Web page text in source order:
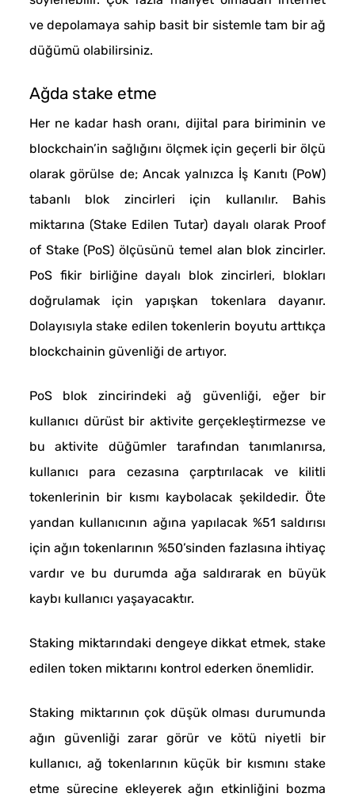
ve depolamaya sahip basit bir sistemle tam bir ağ
düğümü olabilirsiniz.
Ağda stake etme
Her ne kadar hash oranı, dijital para biriminin ve
blockchain’in sağlığını ölçmek için geçerli bir ölçü
olarak görülse de; Ancak yalnızca İş Kanıtı (PoW)
tabanlı blok zincirleri için kullanılır. Bahis
miktarına (Stake Edilen Tutar) dayalı olarak Proof
of Stake (PoS) ölçüsünü temel alan blok zincirler.
PoS fikir birliğine dayalı blok zincirleri, blokları
doğrulamak için yapışkan tokenlara dayanır.
Dolayısıyla stake edilen tokenlerin boyutu arttıkça
blockchainin güvenliği de artıyor.
PoS blok zincirindeki ağ güvenliği, eğer bir
kullanıcı dürüst bir aktivite gerçekleştirmezse ve
bu aktivite düğümler tarafından tanımlanırsa,
kullanıcı para cezasına çarptırılacak ve kilitli
tokenlerinin bir kısmı kaybolacak şekildedir. Öte
yandan kullanıcının ağına yapılacak %51 saldırısı
için ağın tokenlarının %50’sinden fazlasına ihtiyaç
vardır ve bu durumda ağa saldırarak en büyük
kaybı kullanıcı yaşayacaktır.
Staking miktarındaki dengeye dikkat etmek, stake
edilen token miktarını kontrol ederken önemlidir.
Staking miktarının çok düşük olması durumunda
ağın güvenliği zarar görür ve kötü niyetli bir
kullanıcı, ağ tokenlarının küçük bir kısmını stake
etme sürecine ekleyerek ağın etkinliğini bozma